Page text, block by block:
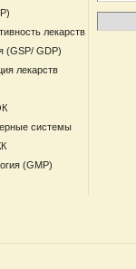
лекарств
(GSP/ GDP)
лекарств
системы
(GMP)